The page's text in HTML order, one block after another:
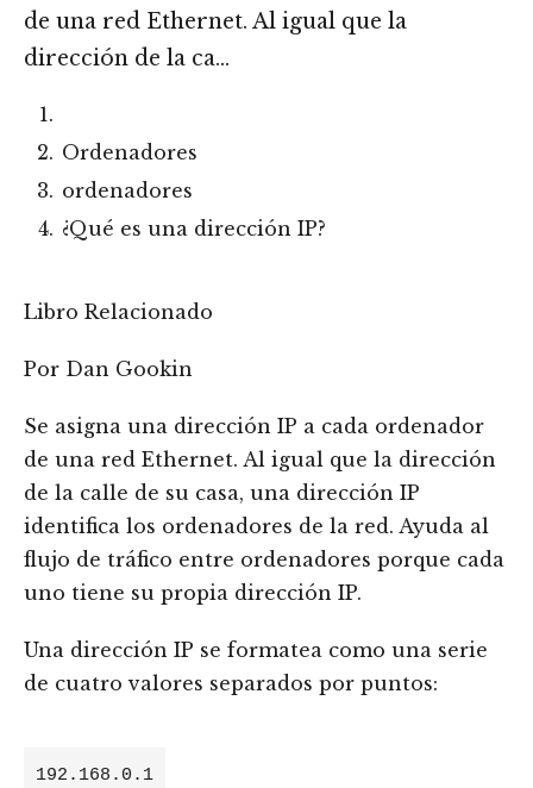
de una red Ethernet. Al igual que la
dirección de la ca…
Ordenadores
ordenadores
¿Qué es una dirección IP?
Libro Relacionado
Por Dan Gookin
Se asigna una dirección IP a cada ordenador
de una red Ethernet. Al igual que la dirección
de la calle de su casa, una dirección IP
identifica los ordenadores de la red. Ayuda al
flujo de tráfico entre ordenadores porque cada
uno tiene su propia dirección IP.
Una dirección IP se formatea como una serie
de cuatro valores separados por puntos:
192.168.0.1